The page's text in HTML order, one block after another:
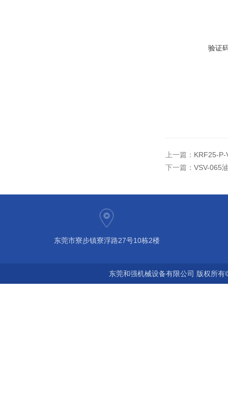
验证
上一篇： KRF25-P-
下一篇： VSV-065
东莞市寮步镇寮浮路27号10栋2楼
东莞和强机械设备有限公司 版权所